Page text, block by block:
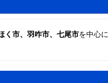
く市、羽咋市、七尾市を中心に